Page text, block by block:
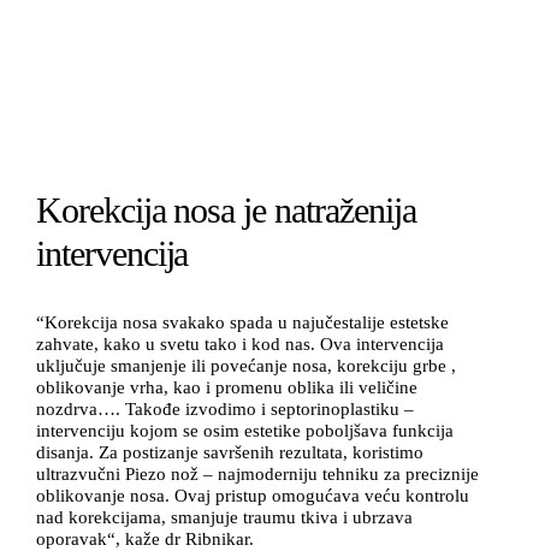
Korekcija nosa je natraženija
intervencija
“Korekcija nosa svakako spada u najučestalije estetske
zahvate, kako u svetu tako i kod nas. Ova intervencija
uključuje smanjenje ili povećanje nosa, korekciju grbe ,
oblikovanje vrha, kao i promenu oblika ili veličine
nozdrva…. Takođe izvodimo i septorinoplastiku –
intervenciju kojom se osim estetike poboljšava funkcija
disanja. Za postizanje savršenih rezultata, koristimo
ultrazvučni Piezo nož – najmoderniju tehniku za preciznije
oblikovanje nosa. Ovaj pristup omogućava veću kontrolu
nad korekcijama, smanjuje traumu tkiva i ubrzava
oporavak“, kaže dr Ribnikar.